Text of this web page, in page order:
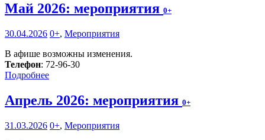
Май 2026: мероприятия 0+
30.04.2026 0+, Мероприятия
В афише возможны изменения.
Телефон: 72-96-30
Подробнее
Апрель 2026: мероприятия 0+
31.03.2026 0+, Мероприятия